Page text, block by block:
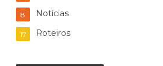
Notícias
8
Roteiros
17